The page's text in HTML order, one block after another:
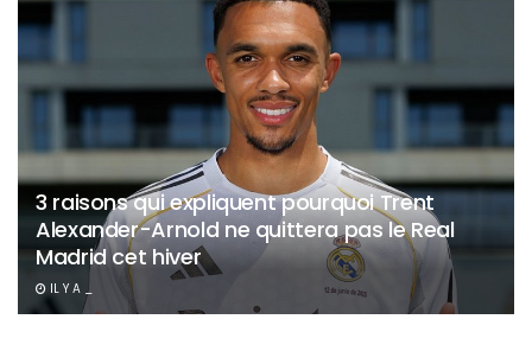
3 raisons qui expliquent pourquoi Trent
Alexander-Arnold ne quittera pas le Real
Madrid cet hiver
IL Y A _